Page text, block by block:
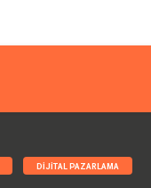
DIJITAL PAZARLAMA